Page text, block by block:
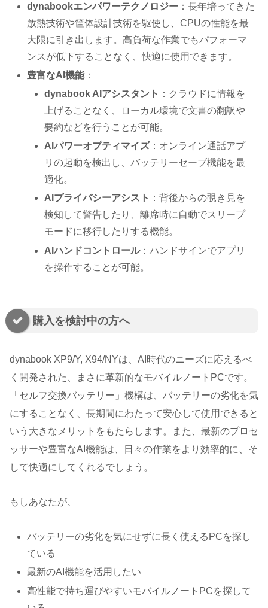
dynabookエンパワーテクノロジー ：長年培ってきた
放熱技術や筐体設計技術を駆使し、CPUの性能を最
大限に引き出します。高負荷な作業でもパフォーマ
ンスが低下することなく、快適に使用できます。
豊富なAI機能：
dynabook AIアシスタント ：クラウドに情報を
上げることなく、ローカル環境で文書の翻訳や
要約などを行うことが可能。
AIパワーオプティマイズ：オンライン通話アプ
リの起動を検出し、バッテリーセーブ機能を最
適化。
AIプライバシーアシスト ：背後からの覗き見を
検知して警告したり、離席時に自動でスリープ
モードに移行したりする機能。
AIハンドコントロール：ハンドサインでアプリ
を操作することが可能。
購入を検討中の方へ
dynabook XP9/Y, X94/NYは、AI時代のニーズに応えるべ
く開発された、まさに革新的なモバイルノートPCです。
「セルフ交換バッテリー」機構は、バッテリーの劣化を気
にすることなく、長期間にわたって安心して使用できると
いう大きなメリットをもたらします。また、最新のプロセ
ッサーや豊富なAI機能は、日々の作業をより効率的に、そ
して快適にしてくれるでしょう。
もしあなたが、
バッテリーの劣化を気にせずに長く使えるPCを探し
ている
最新のAI機能を活用したい
高性能で持ち運びやすいモバイルノートPCを探して